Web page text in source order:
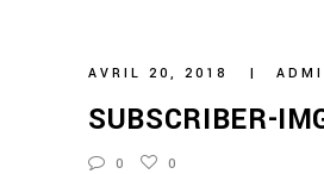
AVRIL 20, 2018
SUBSCRIBER-
0 0